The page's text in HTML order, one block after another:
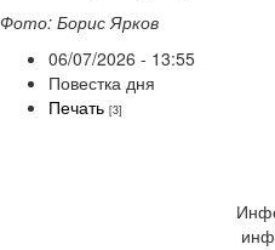
Фото: Борис Ярков
06/07/2026 - 13:55
Повестка дня
Печать [3]